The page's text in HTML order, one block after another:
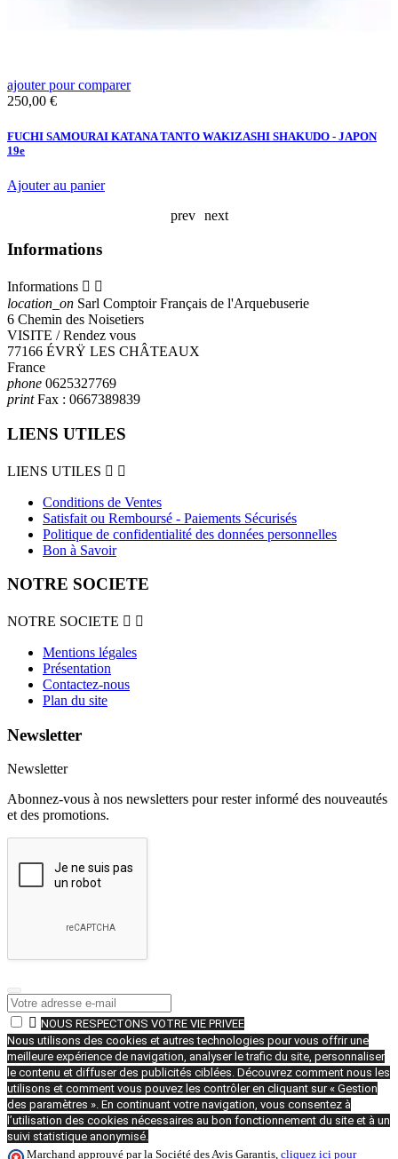
ajouter pour comparer
Prix
250,00 €
FUCHI SAMOURAI KATANA TANTO WAKIZASHI SHAKUDO - JAPON
19e
Ajouter au panier
prev next
Informations
Informations  
location_on Sarl Comptoir Français de l'Arquebuserie
6 Chemin des Noisetiers
VISITE / Rendez vous
77166 ÉVRŸ LES CHÂTEAUX
France
phone 0625327769
printFax : 0667389839
LIENS UTILES
LIENS UTILES  
Conditions de Ventes
Satisfait ou Remboursé - Paiements Sécurisés
Politique de confidentialité des données personnelles
Bon à Savoir
NOTRE SOCIETE
NOTRE SOCIETE  
Mentions légales
Présentation
Contactez-nous
Plan du site
Newsletter
Newsletter
Abonnez-vous à nos newsletters pour rester informé des nouveautés
et des promotions.
 NOUS RESPECTONS VOTRE VIE PRIVEE
Nous utilisons des cookies et autres technologies pour vous offrir une
meilleure expérience de navigation, analyser le trafic du site, personnaliser
le contenu et diffuser des publicités ciblées. Découvrez comment nous les
utilisons et comment vous pouvez les contrôler en cliquant sur « Gestion
des paramètres ». En continuant votre navigation, vous consentez à
l’utilisation des cookies nécessaires au bon fonctionnement du site et à un
suivi statistique anonymisé.
Marchand approuvé par la Société des Avis Garantis, cliquez ici pour